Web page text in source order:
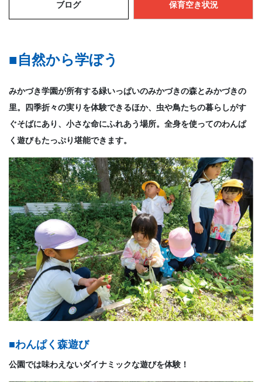
ブログ 保育空き状況
■自然から学ぼう
みかづき学園が所有する緑いっぱいのみかづきの森とみかづきの
里。四季折々の実りを体験できるほか、虫や鳥たちの暮らしがす
ぐそばにあり、小さな命にふれあう場所。全身を使ってのわんぱ
く遊びもたっぷり堪能できます。
■わんぱく森遊び
公園では味わえないダイナミックな遊びを体験！